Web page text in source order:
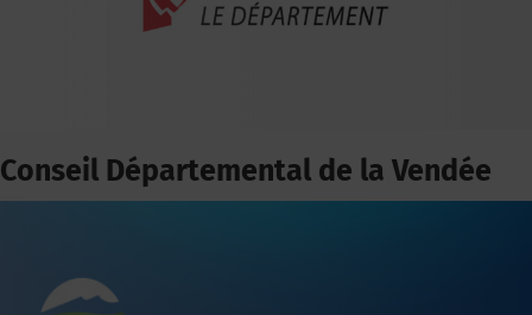
Conseil Départemental de la Vendée